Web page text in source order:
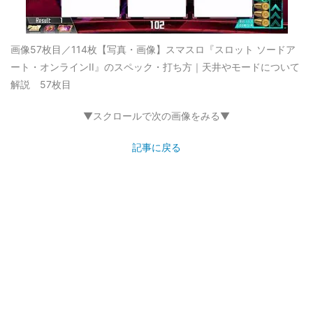
画像57枚目／114枚 【写真・画像】スマスロ『スロット ソードア
ート・オンラインII』のスペック・打ち方｜天井やモードについて
解説 57枚目
▼スクロールで次の画像をみる▼
記事に戻る